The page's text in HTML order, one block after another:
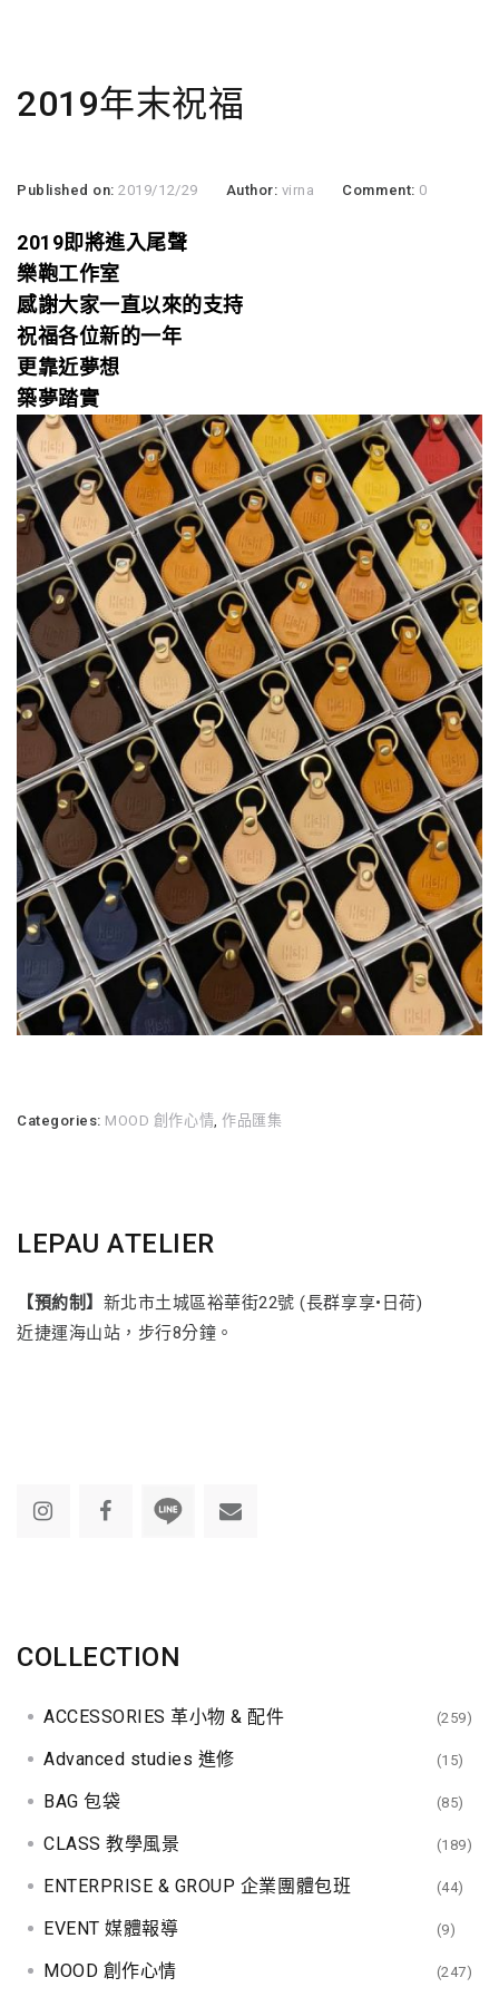
2019年末祝福
Published on:2019/12/29 Author: virna Comment: 0
2019即將進入尾聲
樂鞄工作室
感謝大家一直以來的支持
祝福各位新的一年
更靠近夢想
築夢踏實
Categories: MOOD 創作心情,作品匯集
LEPAU ATELIER
【預約制】 新北市土城區裕華街22號 (長群享享•日荷)
近捷運海山站，步行8分鐘。
COLLECTION
ACCESSORIES 革小物 & 配件 (259)
Advanced studies 進修 (15)
BAG 包袋 (85)
CLASS 教學風景 (189)
ENTERPRISE & GROUP 企業團體包班 (44)
EVENT 媒體報導 (9)
MOOD 創作心情 (247)